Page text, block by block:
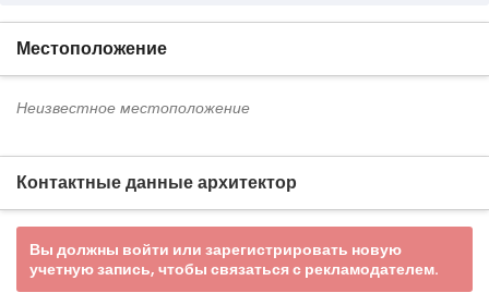
Местоположение
Неизвестное местоположение
Контактные данные архитектор
Вы должны войти или зарегистрировать новую
учетную запись, чтобы связаться с рекламодателем.